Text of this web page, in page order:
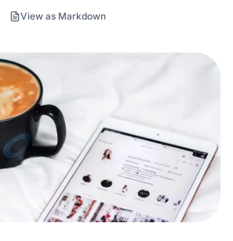
View as Markdown